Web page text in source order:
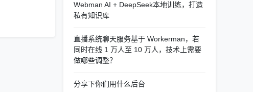
Webman AI + DeepSeek本地训练，打造
私有知识库
直播系统聊天服务基于 Workerman，若
同时在线 1 万人至 10 万人，技术上需要
做哪些调整？
分享下你们用什么后台